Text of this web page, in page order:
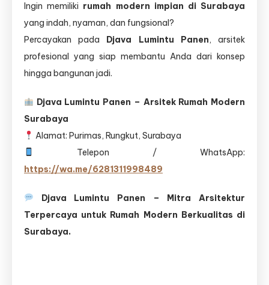
Ingin memiliki rumah modern impian di Surabaya
yang indah, nyaman, dan fungsional?
Percayakan pada Djava Lumintu Panen, arsitek
profesional yang siap membantu Anda dari konsep
hingga bangunan jadi.
Djava Lumintu Panen – Arsitek Rumah Modern
Surabaya
Alamat: Purimas, Rungkut, Surabaya
Telepon / WhatsApp:
https://wa.me/6281311998489
Djava Lumintu Panen – Mitra Arsitektur
Terpercaya untuk Rumah Modern Berkualitas di
Surabaya.